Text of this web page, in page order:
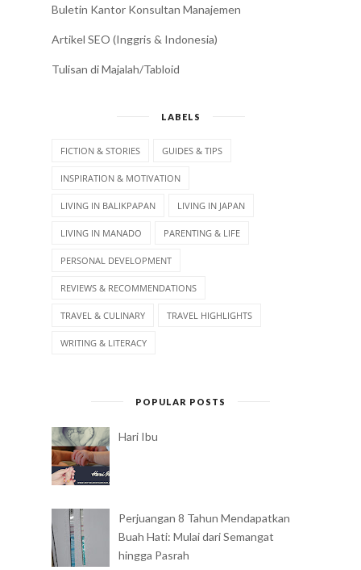
Buletin Kantor Konsultan Manajemen
Artikel SEO (Inggris & Indonesia)
Tulisan di Majalah/Tabloid
LABELS
FICTION & STORIES GUIDES & TIPS
INSPIRATION & MOTIVATION
LIVING IN BALIKPAPAN LIVING IN JAPAN
LIVING IN MANADO PARENTING & LIFE
PERSONAL DEVELOPMENT
REVIEWS & RECOMMENDATIONS
TRAVEL & CULINARY TRAVEL HIGHLIGHTS
WRITING & LITERACY
POPULAR POSTS
Hari Ibu
Perjuangan 8 Tahun Mendapatkan
Buah Hati: Mulai dari Semangat
hingga Pasrah